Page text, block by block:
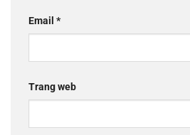
Email *
Trang web